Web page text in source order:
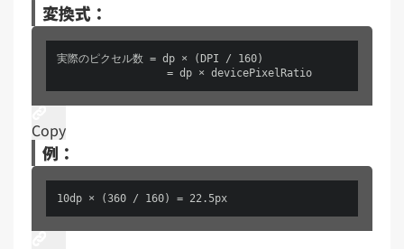
変換式：
実際のピクセル数 = dp × (DPI / 160)
= dp × devicePixelRatio
Copy
例：
10dp × (360 / 160) = 22.5px